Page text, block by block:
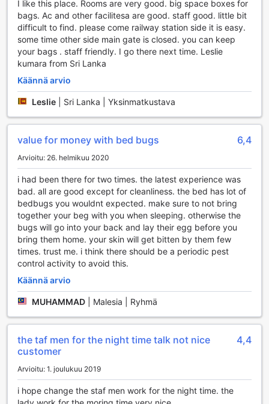
pyykinpesupalvelu sekä kuivapesu, joten voit huoletta
nauttia matkasta ilman huolta vaatteiden puhdistamisesta.
Ilmainen Wi-Fi on saatavilla kaikissa huoneissa ja myös
julkisilla alueilla, mikä mahdollistaa yhteydenpidon ystäviin
ja perheeseen tai työasioiden hoitamisen vaivatta.
takaa, että tupakoijat voivat nauttia savukettaan
mukavassa ympäristössä. Nopea sisään- ja
uloskirjautuminen sekä matkatavaroiden säilytys tekevät
saapumisesta ja lähtemisestä sujuvaa. Teduh Hostel Kota
tarvittavan, sekä päivittäisen siivouspalvelun, joka pitää
huoneesi siistinä ja viihtyisänä. Kaikki nämä palvelut
yhdessä tekevät Teduh Hostelista erinomaisen valinnan
matkailijoille, jotka arvostavat mukavuutta ja
käytännöllisyyttä.
Teduh Hostel Kota Tua: Erinomaiset
Kuljetusmahdollisuudet
Teduh Hostel Kota Tua tarjoaa vierailleen erinomaiset
kuljetuspalvelut, jotka tekevät liikkumisesta Jakartassa
vaivatonta ja miellyttävää. Hostellin sijainti historiallisessa
tärkeimpiin nähtävyyksiin, ja vieraat voivat nauttia
keskellä.
Lisäksi Teduh Hostel tarjoaa kätevän
pysäköintimahdollisuuden, mutta on hyvä huomioida, että
vieraat voivat saapua omalla autolla ilman huolta
valmis auttamaan vieraita kuljetusjärjestelyissä ja
I like this place. Rooms are very good. big space boxes for
bags. Ac and other facilitesa are good. staff good. little bit
difficult to find. please come railway station side it is easy.
some time other side main gate is closed. you can keep
your bags . staff friendly. I go there next time. Leslie
kumara from Sri Lanka
Käännä arvio
Leslie Sri Lanka | Yksinmatkustava
value for money with bed bugs 6,4
Arvioitu: 26. helmikuu 2020
i had been there for two times. the latest experience was
bad. all are good except for cleanliness. the bed has lot of
bedbugs you wouldnt expected. make sure to not bring
together your beg with you when sleeping. otherwise the
bugs will go into your back and lay their egg before you
bring them home. your skin will get bitten by them few
times. trust me. i think there should be a periodic pest
control activity to avoid this.
Käännä arvio
MUHAMMAD Malesia | Ryhmä
the taf men for the night time talk not nice
customer
4,4
Arvioitu: 1. joulukuu 2019
i hope change the staf men work for the night time. the